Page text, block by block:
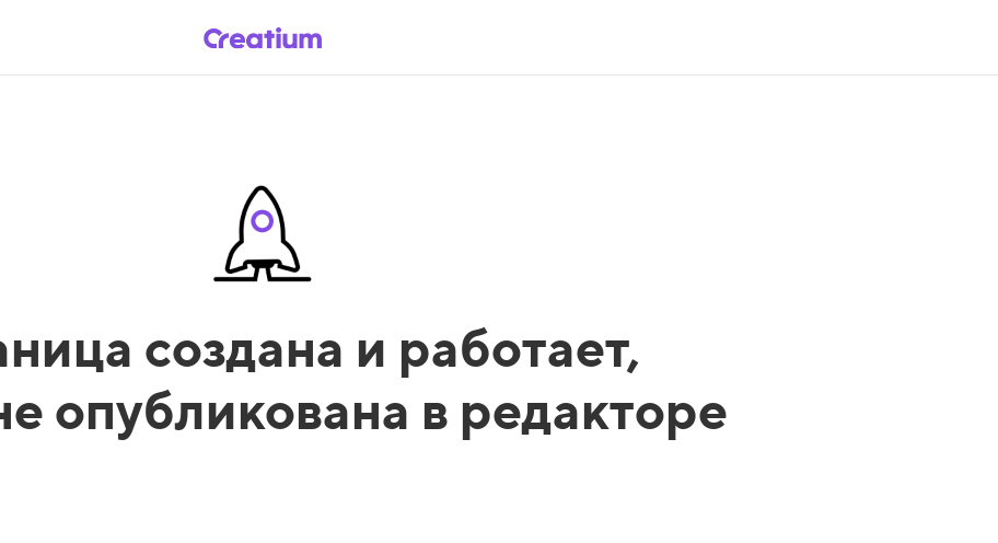
создана и работает,
опубликована в редакторе